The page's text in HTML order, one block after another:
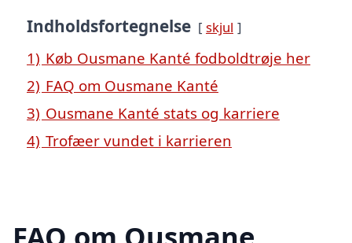
Indholdsfortegnelse skjul
1) Køb Ousmane Kanté fodboldtrøje her
2) FAQ om Ousmane Kanté
3) Ousmane Kanté stats og karriere
4) Trofæer vundet i karrieren